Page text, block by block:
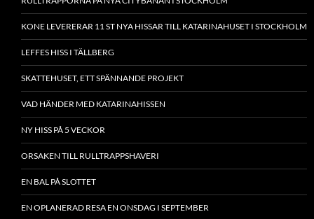
KONE LEVERERAR 11 ST NYA HISSAR TILL KATARINAHUSET I STOCKHOLM
LEFFES HISS I TÄLLBERG
SKATTEHUSET, ETT SPÄNNANDE PROJEKT
VAD HÄNDER MED KATARINAHISSEN
NY HISS PÅ 5 VECKOR
ORSAKEN TILL RULLTRAPPSHAVERI
EN BAL PÅ SLOTTET
EN OPLANERAD RESA EN ONSDAG I SEPTEMBER